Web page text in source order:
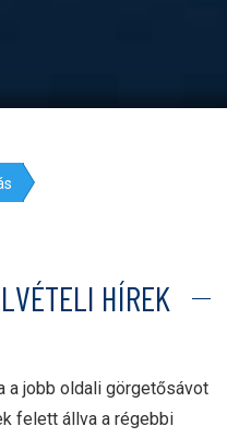
HÍREK
a jobb oldali görgetősávot
felett állva a régebbi